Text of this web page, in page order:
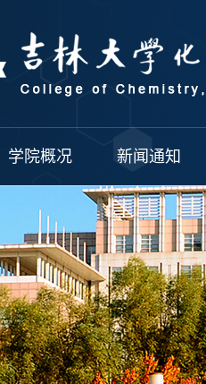
学院概况 新闻通知